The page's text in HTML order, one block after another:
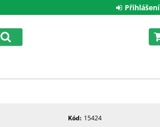
Přihlášení
Kód 15424